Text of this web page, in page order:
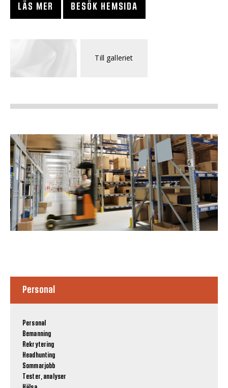
LÄS MER BESÖK HEMSIDA
Till galleriet
Personal
Personal
Bemanning
Rekrytering
Headhunting
Sommarjobb
Tester, analyser